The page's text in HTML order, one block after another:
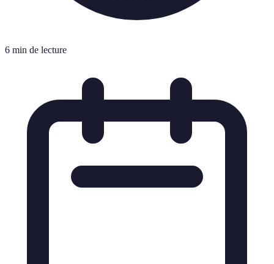
6 min de lecture